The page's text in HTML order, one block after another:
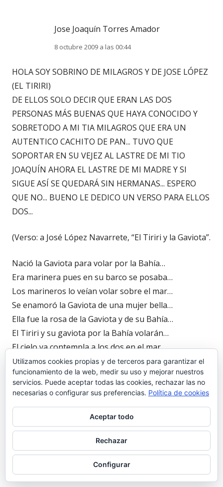
Jose Joaquín Torres Amador
8 octubre 2009 a las 00:44
HOLA SOY SOBRINO DE MILAGROS Y DE JOSE LÓPEZ
(EL TIRIRI)
DE ELLOS SOLO DECIR QUE ERAN LAS DOS
PERSONAS MÁS BUENAS QUE HAYA CONOCIDO Y
SOBRETODO A MI TIA MILAGROS QUE ERA UN
AUTENTICO CACHITO DE PAN... TUVO QUE
SOPORTAR EN SU VEJEZ AL LASTRE DE MI TIO
JOAQUÍN AHORA EL LASTRE DE MI MADRE Y SI
SIGUE ASÍ SE QUEDARÁ SIN HERMANAS... ESPERO
QUE NO... BUENO LE DEDICO UN VERSO PARA ELLOS
DOS...
(Verso: a José López Navarrete, “El Tiriri y la Gaviota”.
Nació la Gaviota para volar por la Bahía…
Era marinera pues en su barco se posaba…
Los marineros lo veían volar sobre el mar…
Se enamoró la Gaviota de una mujer bella…
Ella fue la rosa de la Gaviota y de su Bahía…
El Tiriri y su gaviota por la Bahía volarán…
El cielo ya contempla a los dos en el mar…
Esposa y marinero en su tierra y en su mar…
7-10-2.009
Jóse Joaquin López Amador (hijo) Caridad
(nuera)
7 octubre 2009 a las 00:20
Soy Jóse Joaquín, hijo. Llevo el nombre de mi padre
Utilizamos cookies propias y de terceros para garantizar el
funcionamiento de la web, medir su uso y mejorar nuestros
servicios. Puede aceptar todas las cookies, rechazar las no
necesarias o configurar sus preferencias. Política de cookies
Aceptar todo
Rechazar
Configurar